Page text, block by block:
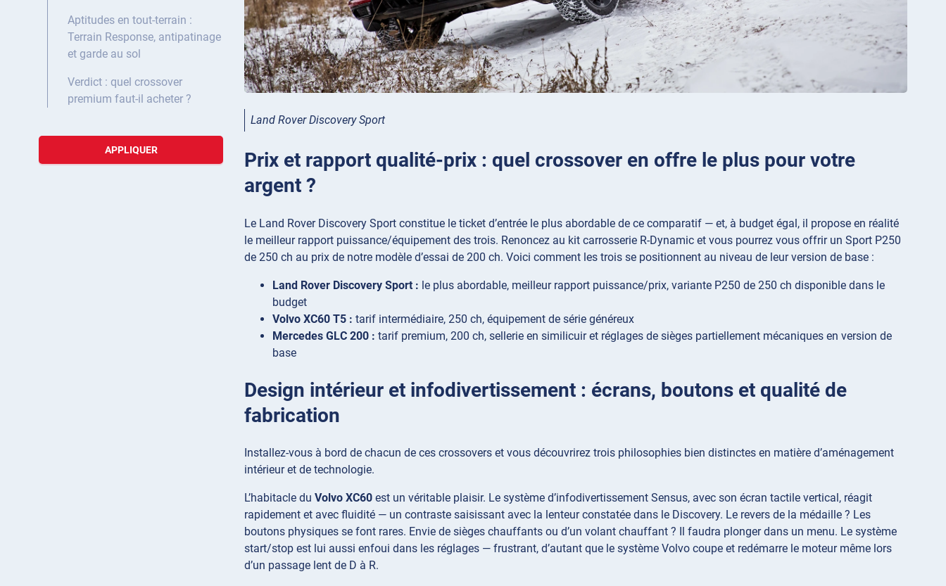
Aptitudes en tout-terrain :
Terrain Response, antipatinage
et garde au sol
Verdict : quel crossover
premium faut-il acheter ?
APPLIQUER
Land Rover Discovery Sport
Prix et rapport qualité-prix : quel crossover en offre le plus pour votre
argent ?
Le Land Rover Discovery Sport constitue le ticket d’entrée le plus abordable de ce comparatif — et, à budget égal, il propose en réalité
le meilleur rapport puissance/équipement des trois. Renoncez au kit carrosserie R-Dynamic et vous pourrez vous offrir un Sport P250
de 250 ch au prix de notre modèle d’essai de 200 ch. Voici comment les trois se positionnent au niveau de leur version de base :
Land Rover Discovery Sport : le plus abordable, meilleur rapport puissance/prix, variante P250 de 250 ch disponible dans le
budget
Volvo XC60 T5 : tarif intermédiaire, 250 ch, équipement de série généreux
Mercedes GLC 200 : tarif premium, 200 ch, sellerie en similicuir et réglages de sièges partiellement mécaniques en version de
base
Design intérieur et infodivertissement : écrans, boutons et qualité de
fabrication
Installez-vous à bord de chacun de ces crossovers et vous découvrirez trois philosophies bien distinctes en matière d’aménagement
intérieur et de technologie.
L’habitacle du Volvo XC60 est un véritable plaisir. Le système d’infodivertissement Sensus, avec son écran tactile vertical, réagit
rapidement et avec fluidité — un contraste saisissant avec la lenteur constatée dans le Discovery. Le revers de la médaille ? Les
boutons physiques se font rares. Envie de sièges chauffants ou d’un volant chauffant ? Il faudra plonger dans un menu. Le système
start/stop est lui aussi enfoui dans les réglages — frustrant, d’autant que le système Volvo coupe et redémarre le moteur même lors
d’un passage lent de D à R.